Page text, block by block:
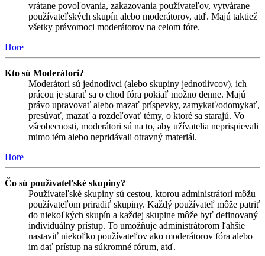
vrátane povoľovania, zakazovania používateľov, vytvárane
používateľských skupín alebo moderátorov, atď. Majú taktiež
všetky právomoci moderátorov na celom fóre.
Hore
Kto sú Moderátori?
Moderátori sú jednotlivci (alebo skupiny jednotlivcov), ich
prácou je starať sa o chod fóra pokiaľ možno denne. Majú
právo upravovať alebo mazať príspevky, zamykať/odomykať,
presúvať, mazať a rozdeľovať témy, o ktoré sa starajú. Vo
všeobecnosti, moderátori sú na to, aby užívatelia neprispievali
mimo tém alebo nepridávali otravný materiál.
Hore
Čo sú používateľské skupiny?
Používateľské skupiny sú cestou, ktorou administrátori môžu
používateľom priradiť skupiny. Každý používateľ môže patriť
do niekoľkých skupín a každej skupine môže byť definovaný
individuálny prístup. To umožňuje administrátorom ľahšie
nastaviť niekoľko používateľov ako moderátorov fóra alebo
im dať prístup na súkromné fórum, atď.